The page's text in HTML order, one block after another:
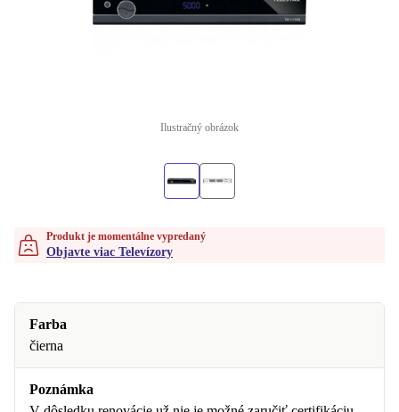
Ilustračný obrázok
Produkt je momentálne vypredaný
Objavte viac Televízory
Farba
čierna
Poznámka